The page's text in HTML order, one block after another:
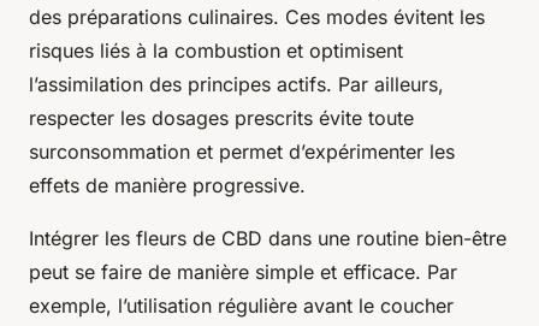
des préparations culinaires. Ces modes évitent les
risques liés à la combustion et optimisent
l’assimilation des principes actifs. Par ailleurs,
respecter les dosages prescrits évite toute
surconsommation et permet d’expérimenter les
effets de manière progressive.
Intégrer les fleurs de CBD dans une routine bien-être
peut se faire de manière simple et efficace. Par
exemple, l’utilisation régulière avant le coucher